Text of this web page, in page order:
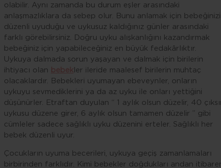
olabilir. Aynı zamanda bu durum eşler arasındaki
anlaşmazlıklara da sebep olur. Bunu anlamak için
düzenli uyuduğu ve uykusuz kaldığınız günler arasındaki
farklı görebilirsiniz. Doğru uyku alışkanlığını kazandırmak
bebeğiniz için yapabileceğiniz en büyük fedakârlıktır.
Uykuya dalmada sorun yaşayan ve dalmak için birilerin
ihtiyacı olan
ler ileride maalesef birilerin muhtaç
olacaklardır. Bebekleri uyumayan ebeveynler, onların
uykuyu sevmediklerini ya da az uyku ile onları yettiğini
düşünürler. Etraftan duyulan “ 1 aylık olsun düzelir, 40
uykusu düzene girer, 6 aylık olsun tamamen düzelir ” gibi
cümleler sadece sağlıklı uyku düzenini erteler. Sağlıklı her
bebek düzenli uyur.
Çocukların uyuma becerileri, uykuya geçiş zamanlamaları
birbirinden farklıdır. Kimi bebekler doğdukları andan